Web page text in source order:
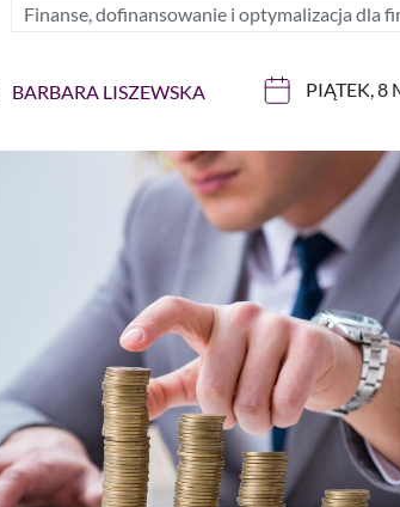
Finanse, dofinansowanie i optymalizacja dla
BARBARA LISZEWSKA PIĄTEK, 8